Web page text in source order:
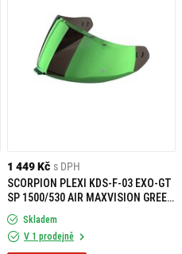
1 449 Kč s DPH
SCORPION PLEXI KDS-F-03 EXO-GT
SP 1500/530 AIR MAXVISION GREEN
MIRROR
Skladem
V 1 prodejně